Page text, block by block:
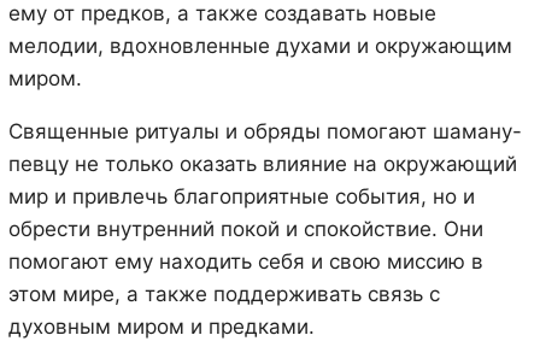
ему от предков, а также создавать новые
мелодии, вдохновленные духами и окружающим
миром.
Священные ритуалы и обряды помогают шаману-
певцу не только оказать влияние на окружающий
мир и привлечь благоприятные события, но и
обрести внутренний покой и спокойствие. Они
помогают ему находить себя и свою миссию в
этом мире, а также поддерживать связь с
духовным миром и предками.